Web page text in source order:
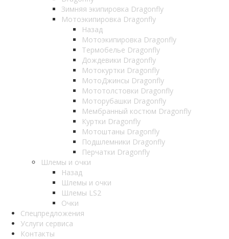
Зимняя экипировка Dragonfly
Мотоэкипировка Dragonfly
Назад
Мотоэкипировка Dragonfly
Термобелье Dragonfly
Дождевики Dragonfly
Мотокуртки Dragonfly
МотоДжинсы Dragonfly
Мототолстовки Dragonfly
Моторубашки Dragonfly
Мембранный костюм Dragonfly
Куртки Dragonfly
Мотоштаны Dragonfly
Подшлемники Dragonfly
Перчатки Dragonfly
Шлемы и очки
Назад
Шлемы и очки
Шлемы LS2
Очки
Спецпредложения
Услуги сервиса
Контакты